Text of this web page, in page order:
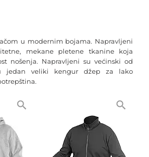
u modernim bojama. Napravljeni
mekane pletene tkanine koja
nošenja. Napravljeni su većinski od
jedan veliki kengur džep za lako